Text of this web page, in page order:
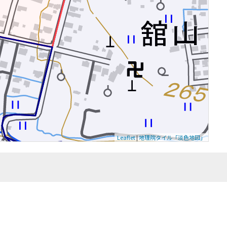
Leaflet|地理院タイル「淡色地図」